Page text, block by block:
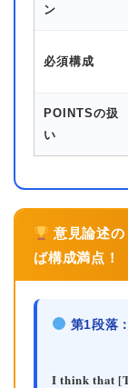
ン
必須構成
POINTSの扱
い
意見論述
ば構成満点！
第1段落
I think that